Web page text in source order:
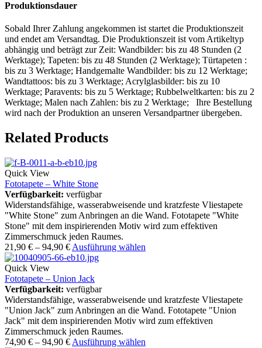
Produktionsdauer
Sobald Ihrer Zahlung angekommen ist startet die Produktionszeit
und endet am Versandtag. Die Produktionszeit ist vom Artikeltyp
abhängig und beträgt zur Zeit: Wandbilder: bis zu 48 Stunden (2
Werktage); Tapeten: bis zu 48 Stunden (2 Werktage); Türtapeten :
bis zu 3 Werktage; Handgemalte Wandbilder: bis zu 12 Werktage;
Wandtattoos: bis zu 3 Werktage; Acrylglasbilder: bis zu 10
Werktage; Paravents: bis zu 5 Werktage; Rubbelweltkarten: bis zu 2
Werktage; Malen nach Zahlen: bis zu 2 Werktage; Ihre Bestellung
wird nach der Produktion an unseren Versandpartner übergeben.
Related Products
Quick View
Fototapete – White Stone
Verfügbarkeit: verfügbar
Widerstandsfähige, wasserabweisende und kratzfeste Vliestapete
"White Stone" zum Anbringen an die Wand. Fototapete "White
Stone" mit dem inspirierenden Motiv wird zum effektiven
Zimmerschmuck jeden Raumes.
21,90 € – 94,90 € Ausführung wählen
Quick View
Fototapete – Union Jack
Verfügbarkeit: verfügbar
Widerstandsfähige, wasserabweisende und kratzfeste Vliestapete
"Union Jack" zum Anbringen an die Wand. Fototapete "Union
Jack" mit dem inspirierenden Motiv wird zum effektiven
Zimmerschmuck jeden Raumes.
74,90 € – 94,90 € Ausführung wählen